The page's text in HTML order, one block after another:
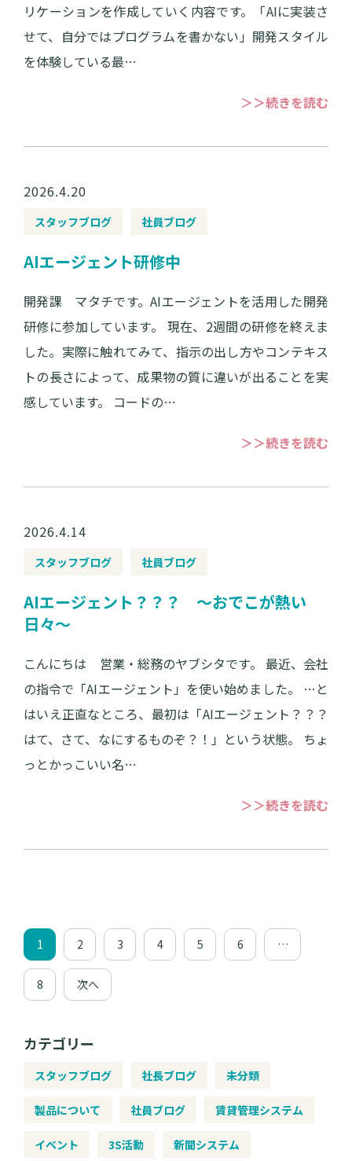
リケーションを作成していく内容です。「AIに実装さ
せて、自分ではプログラムを書かない」開発スタイル
を体験している最…
＞＞続きを読む
2026.4.20
スタッフブログ 社員ブログ
AIエージェント研修中
開発課 マタチです。AIエージェントを活用した開発
研修に参加しています。 現在、2週間の研修を終えま
した。実際に触れてみて、指示の出し方やコンテキス
トの長さによって、成果物の質に違いが出ることを実
感しています。 コードの…
＞＞続きを読む
2026.4.14
スタッフブログ 社員ブログ
AIエージェント？？？ ～おでこが熱い
日々～
こんにちは 営業・総務のヤブシタです。 最近、会社
の指令で「AIエージェント」を使い始めました。 …と
はいえ正直なところ、最初は「AIエージェント？？？
はて、さて、なにするものぞ？！」という状態。 ちょ
っとかっこいい名…
＞＞続きを読む
1 2 3 4 5 6 …
8 次へ
カテゴリー
スタッフブログ 社長ブログ 未分類
製品について 社員ブログ 賃貸管理システム
イベント 3S活動 新聞システム